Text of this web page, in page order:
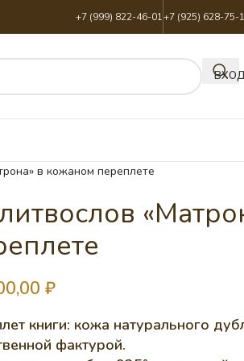
+7 (999) 822-46-01+7 (925) 628-75-
в кожаном переплете
₽
книги: кожа натурального
фактурой.